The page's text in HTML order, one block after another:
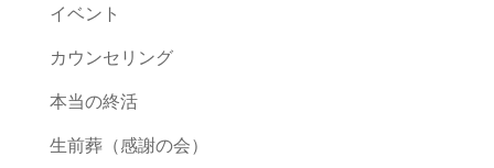
イベント
カウンセリング
本当の終活
生前葬（感謝の会）